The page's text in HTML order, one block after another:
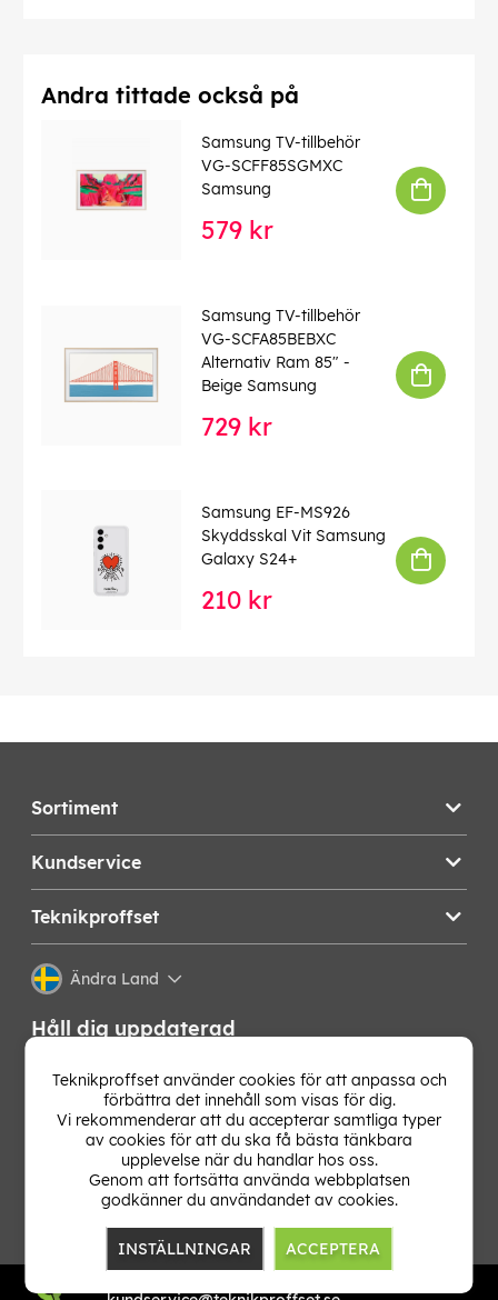
Andra tittade också på
Samsung TV-tillbehör
VG-SCFF85SGMXC
Samsung
579 kr
Samsung TV-tillbehör
VG-SCFA85BEBXC
Alternativ Ram 85" -
Beige Samsung
729 kr
Samsung EF-MS926
Skyddsskal Vit Samsung
Galaxy S24+
210 kr
Sortiment
Kundservice
Teknikproffset
Ändra Land
Håll dig uppdaterad
Få de senaste nyheterna, hetaste erbjudandena och
bästa tipsen från oss direkt i din mejlkorg. Signa upp på
vårt nyhetsbrev!
Teknikproffset använder cookies för att anpassa och
förbättra det innehåll som visas för dig.
Vi rekommenderar att du accepterar samtliga typer
av cookies för att du ska få bästa tänkbara
upplevelse när du handlar hos oss.
Genom att fortsätta använda webbplatsen
godkänner du användandet av cookies.
INSTÄLLNINGAR ACCEPTERA